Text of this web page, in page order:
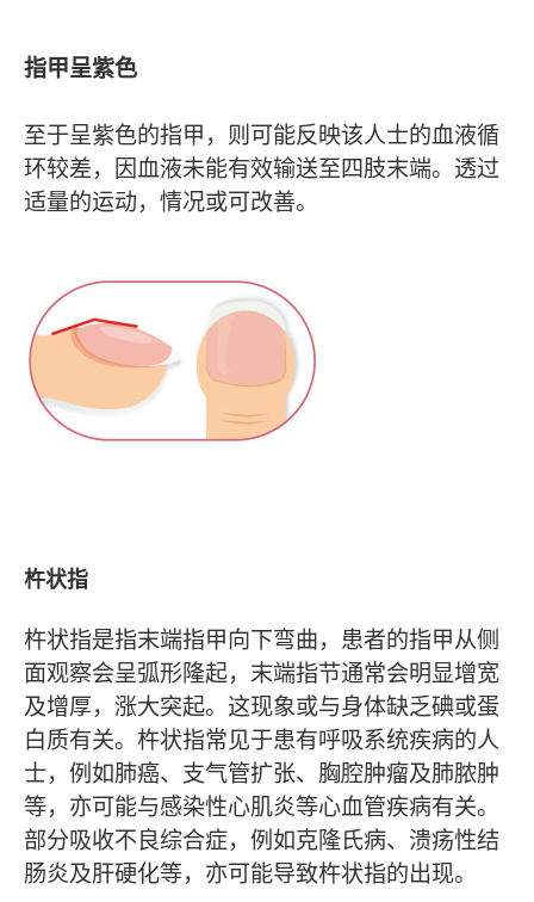
指甲呈紫色
至于呈紫色的指甲，则可能反映该人士的血液循
环较差，因血液未能有效输送至四肢末端。透过
适量的运动，情况或可改善。
杵状指
杵状指是指末端指甲向下弯曲，患者的指甲从侧
面观察会呈弧形隆起，末端指节通常会明显增宽
及增厚，涨大突起。这现象或与身体缺乏碘或蛋
白质有关。杵状指常见于患有呼吸系统疾病的人
士，例如肺癌、支气管扩张、胸腔肿瘤及肺脓肿
等，亦可能与感染性心肌炎等心血管疾病有关。
部分吸收不良综合症，例如克隆氏病、溃疡性结
肠炎及肝硬化等，亦可能导致杵状指的出现。